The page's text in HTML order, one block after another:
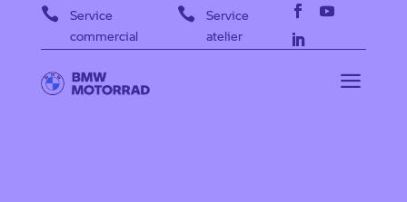

Service
commercial

Service
atelier
a